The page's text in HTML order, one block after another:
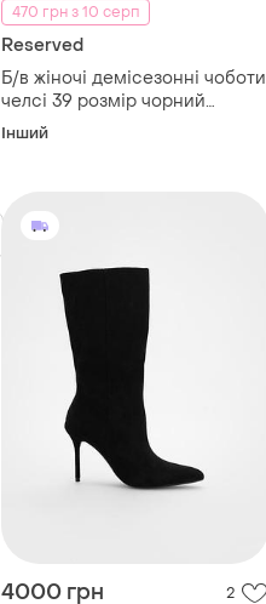
470 грн з 10 серп
Reserved
Б/в жіночі демісезонні чоботи
челсі 39 розмір чорний
reserved
Інший
4000 грн 2